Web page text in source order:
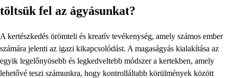
töltsük fel az ágyásunkat?
A kertészkedés örömteli és kreatív tevékenység, amely számos ember
számára jelenti az igazi kikapcsolódást. A magaságyás kialakítása az
egyik legelőnyösebb és legkedveltebb módszer a kertekben, amely
lehetővé teszi számunkra, hogy kontrolláltabb körülmények között